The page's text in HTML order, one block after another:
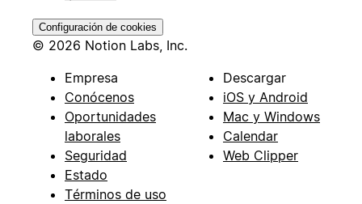
Configuración de cookies
© 2026 Notion Labs, Inc.
Empresa
Conócenos
Oportunidades
laborales
Seguridad
Estado
Términos de uso
Descargar
iOS y Android
Mac y Windows
Calendar
Web Clipper